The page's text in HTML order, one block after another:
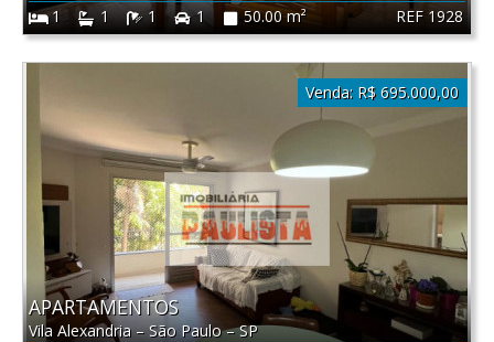
REF 1928
1
1 1 1 50.00 m²
APARTAMENTOS
Vila Alexandria–São Paulo–SP
Venda: R$ 695.000,00